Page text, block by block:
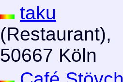
taku
(Restaurant),
50667 Köln